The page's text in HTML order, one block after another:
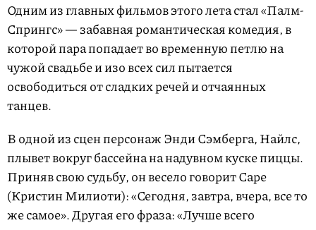
Одним из главных фильмов этого лета стал «Палм-
Спрингс» — забавная романтическая комедия, в
которой пара попадает во временную петлю на
чужой свадьбе и изо всех сил пытается
освободиться от сладких речей и отчаянных
танцев.
В одной из сцен персонаж Энди Сэмберга, Найлс,
плывет вокруг бассейна на надувном куске пиццы.
Приняв свою судьбу, он весело говорит Саре
(Кристин Милиоти): «Сегодня, завтра, вчера, все то
же самое». Другая его фраза: «Лучше всего